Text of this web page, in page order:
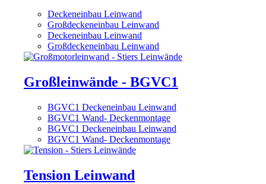
Deckeneinbau Leinwand
Großdeckeneinbau Leinwand
Deckeneinbau Leinwand
Großdeckeneinbau Leinwand
Großleinwände - BGVC1
BGVC1 Deckeneinbau Leinwand
BGVC1 Wand- Deckenmontage
BGVC1 Deckeneinbau Leinwand
BGVC1 Wand- Deckenmontage
Tension Leinwand